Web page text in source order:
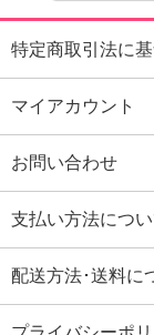
特定商取引法に
マイアカウント
お問い合わせ
支払い方法につ
配送方法･送料に